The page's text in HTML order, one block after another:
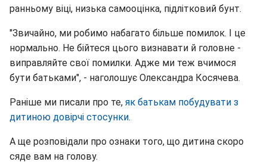
ранньому віці, низька самооцінка, підлітковий бунт.
"Звичайно, ми робимо набагато більше помилок. І це
нормально. Не бійтеся цього визнавати й головне -
виправляйте свої помилки. Адже ми теж вчимося
бути батьками", - наголошує Олександра Косячева.
Раніше ми писали про те, як батькам побудувати з
дитиною довірчі стосунки.
А ще розповідали про ознаки того, що дитина скоро
сяде вам на голову.